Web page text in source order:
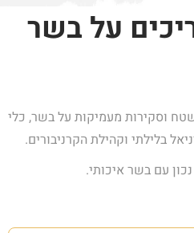
על בשר
וסקירות מעמיקות על בשר, כלי
בלילתי וקהילת הקרניבורים.
עם בשר איכותי.